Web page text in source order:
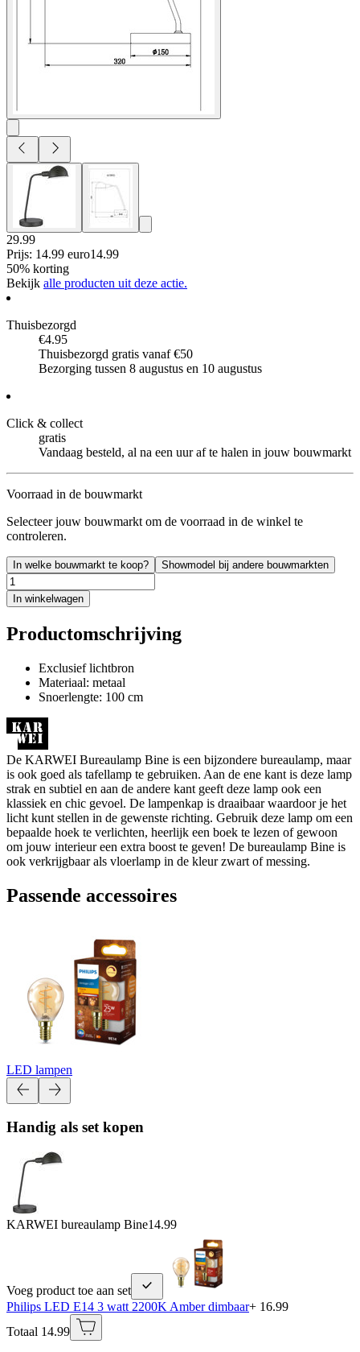
29.99
Prijs: 14.99 euro14.99
50% korting
Bekijk alle producten uit deze actie.
Thuisbezorgd
€4.95
Thuisbezorgd gratis vanaf €50
Bezorging tussen 8 augustus en 10 augustus
Click & collect
gratis
Vandaag besteld, al na een uur af te halen in jouw bouwmarkt
Voorraad in de bouwmarkt
Selecteer jouw bouwmarkt om de voorraad in de winkel te
controleren.
In welke bouwmarkt te koop? Showmodel bij andere bouwmarkten
In winkelwagen
Productomschrijving
Exclusief lichtbron
Materiaal: metaal
Snoerlengte: 100 cm
De KARWEI Bureaulamp Bine is een bijzondere bureaulamp, maar
is ook goed als tafellamp te gebruiken. Aan de ene kant is deze lamp
strak en subtiel en aan de andere kant geeft deze lamp ook een
klassiek en chic gevoel. De lampenkap is draaibaar waardoor je het
licht kunt stellen in de gewenste richting. Gebruik deze lamp om een
bepaalde hoek te verlichten, heerlijk een boek te lezen of gewoon
om jouw interieur een extra boost te geven! De bureaulamp Bine is
ook verkrijgbaar als vloerlamp in de kleur zwart of messing.
Passende accessoires
LED lampen
Handig als set kopen
KARWEI bureaulamp Bine14.99
Voeg product toe aan set
Philips LED E14 3 watt 2200K Amber dimbaar+ 16.99
Totaal 14.99